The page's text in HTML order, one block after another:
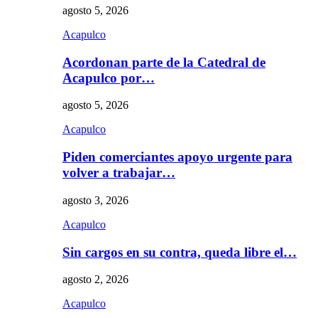
agosto 5, 2026
Acapulco
Acordonan parte de la Catedral de
Acapulco por…
agosto 5, 2026
Acapulco
Piden comerciantes apoyo urgente para
volver a trabajar…
agosto 3, 2026
Acapulco
Sin cargos en su contra, queda libre el…
agosto 2, 2026
Acapulco